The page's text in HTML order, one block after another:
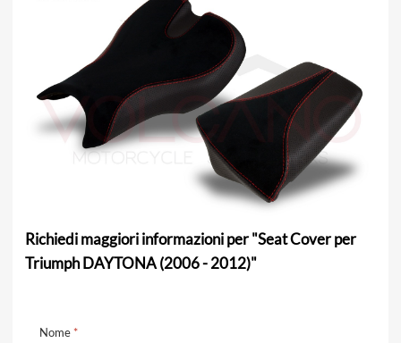
Richiedi maggiori informazioni per "Seat Cover per
Triumph DAYTONA (2006 - 2012)"
Nome*